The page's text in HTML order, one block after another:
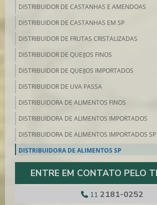
DISTRIBUIDOR DE CASTANHAS E AMENDOAS
DISTRIBUIDOR DE CASTANHAS EM SP
DISTRIBUIDOR DE FRUTAS CRISTALIZADAS
DISTRIBUIDOR DE QUEIJOS FINOS
DISTRIBUIDOR DE QUEIJOS IMPORTADOS
DISTRIBUIDOR DE UVA PASSA
DISTRIBUIDORA DE ALIMENTOS FINOS
DISTRIBUIDORA DE ALIMENTOS IMPORTADOS
DISTRIBUIDORA DE ALIMENTOS IMPORTADOS SP
DISTRIBUIDORA DE ALIMENTOS SP
DISTRIBUIDORA DE FRUTAS SECAS SP
DISTRIBUIDORA DE GRANA PADANO
ENTRE EM CONTATO PELO
11 2181-0252